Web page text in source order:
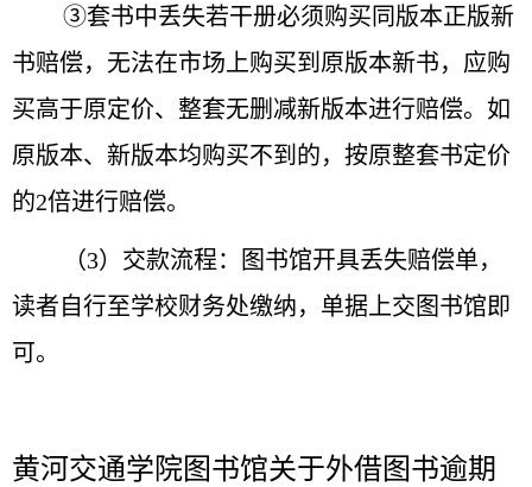
③套书中丢失若干册必须购买同版本正版新
书赔偿，无法在市场上购买到原版本新书，应购
买高于原定价、整套无删减新版本进行赔偿。如
原版本、新版本均购买不到的，按原整套书定价
的2倍进行赔偿。
（3）交款流程：图书馆开具丢失赔偿单，
读者自行至学校财务处缴纳，单据上交图书馆即
可。
黄河交通学院图书馆关于外借图书逾期